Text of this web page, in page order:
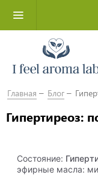
Главная Блог
Гипертиреоз:
Состояние:
эфирные масла: